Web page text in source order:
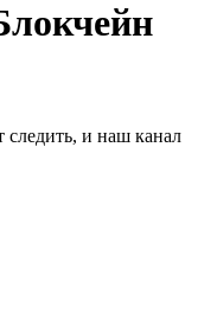
следить, и наш канал